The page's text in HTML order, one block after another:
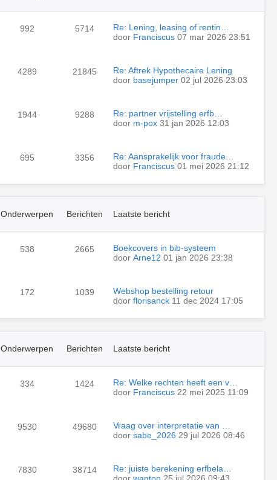
992 5714
Re: Lening, leasing of rentin…
door Franciscus 07 mar 2026 23:51
4289 21845
Re: Aftrek Hypothecaire Lening
door basejumper 02 jul 2026 23:03
1944 9288
Re: partner vrijstelling erfb…
door m-pox 31 jan 2026 12:03
695 3356
Re: Aansprakelijk voor fraude…
door Franciscus 01 mei 2026 21:12
Onderwerpen Berichten Laatste bericht
538 2665
Boekcovers in bib-systeem
door Arne12 01 jan 2026 23:38
172 1039
Webshop bestelling retour
door florisanck 11 dec 2024 17:05
Onderwerpen Berichten Laatste bericht
334 1424
Re: Welke rechten heeft een v…
door Franciscus 22 mei 2025 11:09
9530 49680
Vraag over interpretatie van …
door sabe_2026 29 jul 2026 08:46
7830 38714
Re: juiste berekening erfbela…